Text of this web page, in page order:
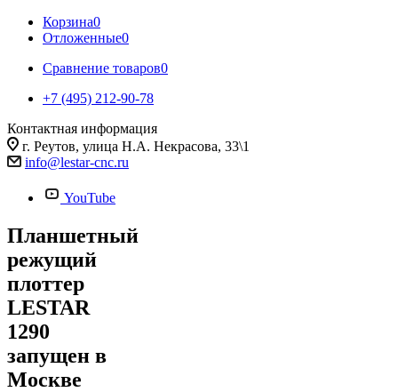
Корзина0
Отложенные0
Сравнение товаров0
+7 (495) 212-90-78
Контактная информация
г. Реутов, улица Н.А. Некрасова, 33\1
info@lestar-cnc.ru
YouTube
Планшетный
режущий
плоттер
LESTAR
1290
запущен в
Москве